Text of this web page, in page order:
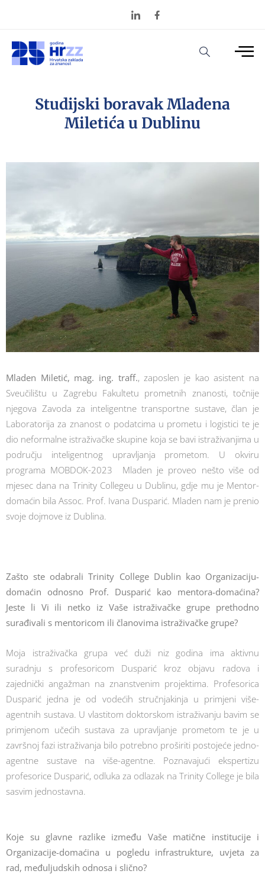
Studijski boravak Mladena
Miletića u Dublinu
Mladen Miletić, mag. ing. traff., zaposlen je kao asistent na
Sveučilištu u Zagrebu Fakultetu prometnih znanosti, točnije
njegova Zavoda za inteligentne transportne sustave, član je
Laboratorija za znanost o podatcima u prometu i logistici te je
dio neformalne istraživačke skupine koja se bavi istraživanjima u
području inteligentnog upravljanja prometom. U okviru
programa MOBDOK-2023 Mladen je proveo nešto više od
mjesec dana na Trinity Collegeu u Dublinu, gdje mu je Mentor-
domaćin bila Assoc. Prof. Ivana Dusparić. Mladen nam je prenio
svoje dojmove iz Dublina.
Zašto ste odabrali Trinity College Dublin kao Organizaciju-
domaćin odnosno Prof. Dusparić kao mentora-domaćina?
Jeste li Vi ili netko iz Vaše istraživačke grupe prethodno
surađivali s mentoricom ili članovima istraživačke grupe?
Moja istraživačka grupa već duži niz godina ima aktivnu
suradnju s profesoricom Dusparić kroz objavu radova i
zajednički angažman na znanstvenim projektima. Profesorica
Dusparić jedna je od vodećih stručnjakinja u primjeni više-
agentnih sustava. U vlastitom doktorskom istraživanju bavim se
primjenom učećih sustava za upravljanje prometom te je u
završnoj fazi istraživanja bilo potrebno proširiti postojeće jedno-
agentne sustave na više-agentne. Poznavajući ekspertizu
profesorice Dusparić, odluka za odlazak na Trinity College je bila
sasvim jednostavna.
Koje su glavne razlike između Vaše matične institucije i
Organizacije-domaćina u pogledu infrastrukture, uvjeta za
rad, međuljudskih odnosa i slično?